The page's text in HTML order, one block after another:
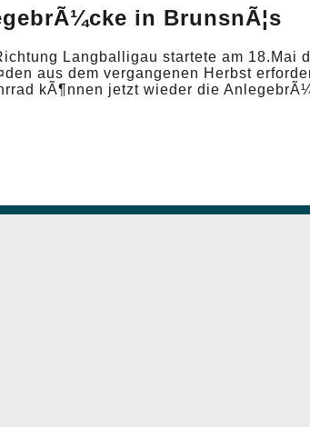
in BrunsnÃ¦s
Langballigau startete am 18.Mai
aus dem vergangenen Herbst
kÃ¶nnen jetzt wieder die